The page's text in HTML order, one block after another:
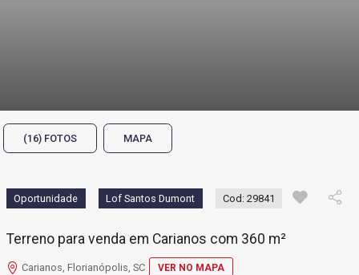
(16) FOTOS MAPA
Oportunidade Lof Santos Dumont Cod: 29841
Terreno para venda em Carianos com 360 m²
Carianos, Florianópolis, SC VER NO MAPA